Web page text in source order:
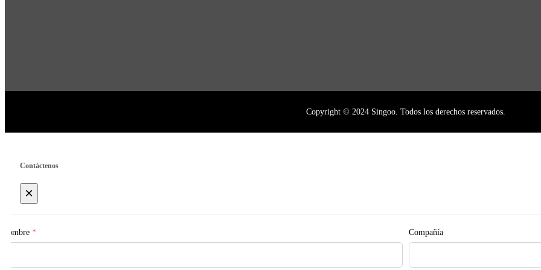
Copyright © 2024 Singoo. Todos los derechos reservados.
Contáctenos
×
Nombre * Compañía